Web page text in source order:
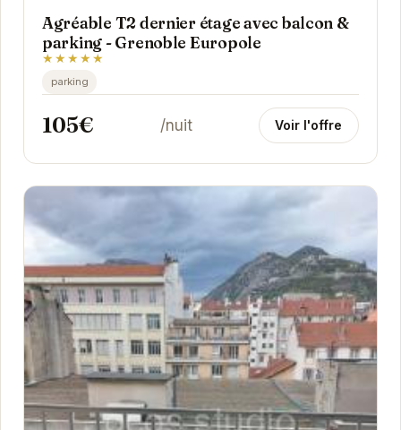
Agréable T2 dernier étage avec balcon &
parking - Grenoble Europole
★★★★★
parking
105€ /nuit Voir l'offre